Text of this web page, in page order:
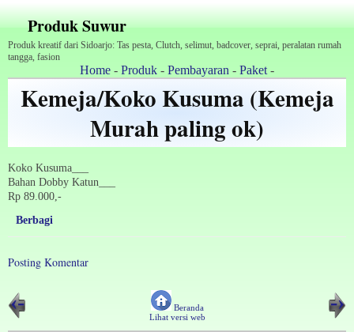
Produk Suwur
Produk kreatif dari Sidoarjo: Tas pesta, Clutch, selimut, badcover, seprai, peralatan rumah
tangga, fasion
Home - Produk - Pembayaran - Paket -
Kemeja/Koko Kusuma (Kemeja
Murah paling ok)
Koko Kusuma___
Bahan Dobby Katun___
Rp 89.000,-
Berbagi
Posting Komentar
‹- -›
Beranda
Lihat versi web